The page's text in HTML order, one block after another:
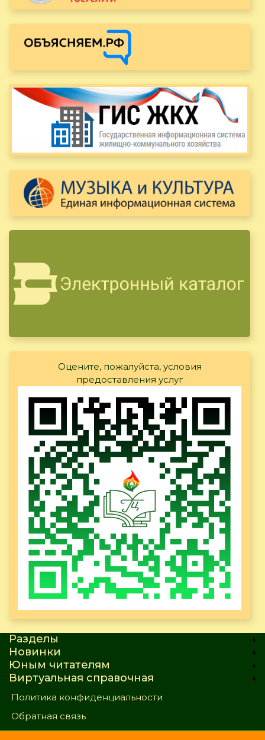
Оцените, пожалуйста, условия
предоставления услуг
Разделы
Новинки
Юным читателям
Виртуальная справочная
Политика конфиденциальности
Обратная связь